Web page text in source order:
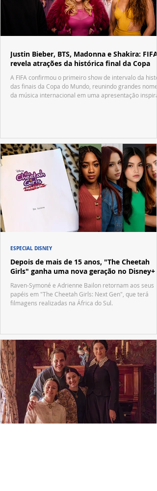
Justin Bieber, BTS, Madonna e Shakira: FIFA
revela atrações da histórica final da Copa
A FIFA confirmou o primeiro show de intervalo da
das finais da Copa do Mundo, reunindo grandes nomes
da música internacional em uma apresentação
Depois de mais de 15 anos, "The Cheetah
Girls" ganha uma nova geração no Disney+
Raven-Symoné e Adrienne Bailon retornam aos seus
papéis em "The Cheetah Girls: Next Gen", que terá
filmagens realizadas na África do Sul.
ESPECIAL DISNEY